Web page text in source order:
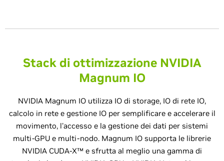
Stack di ottimizzazione NVIDIA
Magnum IO
NVIDIA Magnum IO utilizza IO di storage, IO di rete IO,
calcolo in rete e gestione IO per semplificare e accelerare il
movimento, l'accesso e la gestione dei dati per sistemi
multi-GPU e multi-nodo. Magnum IO supporta le librerie
NVIDIA CUDA-X™ e sfrutta al meglio una gamma di